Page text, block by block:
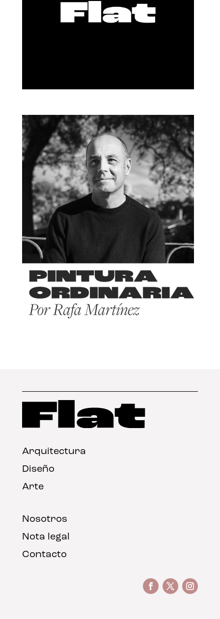
Arquitectura
Diseño
Arte
Nosotros
Nota legal
Contacto